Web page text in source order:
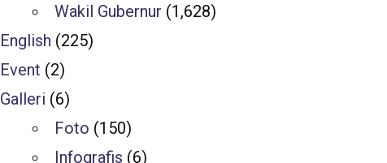
Wakil Gubernur (1,628)
English (225)
Event (2)
Galleri (6)
Foto (150)
Infografis (6)